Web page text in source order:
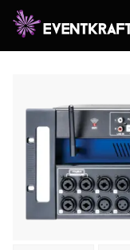
Hem
Trådlöst Mixerbord